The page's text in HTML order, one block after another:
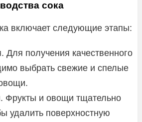
сока
включает следующие этапы:
Для получения качественного
выбрать свежие и спелые
Фрукты и овощи тщательно
удалить поверхностную